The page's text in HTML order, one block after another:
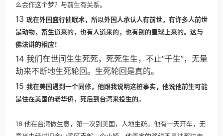
么会作这个梦？与前生有关系。
13 现在外国盛行催眠术，所以外国人承认人有前世，有许多人前世
是动物，畜生道来的，也有人道来的，也有别的星球上来的。这与
佛法讲的相应！
14 我们在世间生生死死，死死生生，不止“千生”，无量
劫来不断地生死轮回。生死轮回是真的。
15 我在美国遇到一个同修，他跟我说明这桩事实，他说他前生可能
是住在美国的老华侨，死后到台湾来投生的。
16 他在台湾做生意，第一次到美国，人地生疏。他有一天开车，无